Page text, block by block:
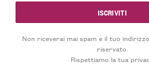
Non riceverai mai spam e il tuo
riservato.
Rispettiamo la tua